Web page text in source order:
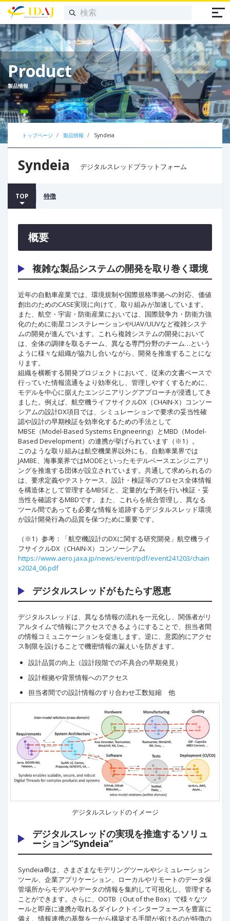
Product
製品情報
トップページ 製品情報 Syndeia
Syndeia デジタルスレッドプラットフォーム
TOP 特徴
概要
複雑な製品システムの開発を取り巻く環境
近年の自動車産業では、環境規制や国際規格準拠への対応、価値
創出のためのCASE実現に向けて、取り組みが加速しています。
また、航空・宇宙・防衛産業においては、国際競争力・防衛力強
化のために衛星コンステレーションやUAV/UUVなど複雑システ
ムの開発が進んでいます。これら複雑システムの開発において
は、全体の調律を取るチーム、異なる専門分野のチーム…という
ように様々な組織が協力し合いながら、開発を推進することにな
ります。
組織を横断する開発プロジェクトにおいて、従来の文書ベースで
行っていた情報流通をより効率化し、管理しやすくするために、
モデルを中心に据えたエンジニアリングアプローチが浸透してき
ました。例えば、航空機ライフサイクルDX（CHAIN-X）コンソー
シアムの設計DX項目では、シミュレーションで要求の妥当性確
認や設計の早期検証を効率化するための手法として
MBSE（Model-Based Systems Engineering）とMBD（Model-
Based Development）の連携が挙げられています（※1）。
このような取り組みは航空機業界以外にも、自動車業界では
JAMBE、海事業界ではMODEといったモデルベースエンジニアリ
ングを推進する団体が設立されています。共通して求められるの
は、要求定義やテストケース、設計・検証等のプロセス全体情報
を構造体として管理するMBSEと、定量的な予測を行い検証・妥
当性を確認するMBDです。また、これらを統合管理し、異なる
ツール間であっても必要な情報を追跡するデジタルスレッド環境
が設計開発行為の品質を保つために重要です。
（※1）参考：「航空機設計のDXに関する研究開発」航空機ライ
フサイクルDX（CHAIN-X）コンソーシアム
https://www.aero.jaxa.jp/news/event/pdf/event241203/chain
x2024_06.pdf
デジタルスレッドがもたらす恩恵
デジタルスレッドは、異なる情報の流れを一元化し、関係者がリ
アルタイムで情報にアクセスできるようにすることで、担当者間
の情報コミュニケーションを促進します。逆に、意図的にアクセ
ス制限を設けることで機密情報の漏えいを防ぎます。
設計品質の向上（設計段階での不具合の早期発見）
設計根拠や背景情報へのアクセス
担当者間での設計情報のすり合わせ工数短縮 他
デジタルスレッドのイメージ
デジタルスレッドの実現を推進するソリュ
ーション“Syndeia”
Syndeia®は、さまざまなモデリングツールやシミュレーション
ツール、企業アプリケーション、ローカルやリモートのデータ保
管場所からモデルやデータの情報を集約して可視化し、管理する
ことができます。さらに、OOTB（Out of the Box）で様々なツ
ールと即座に連携が取れるダイレクトインターフェースを豊富に
備え、情報連携の基盤を一から構築する手間が省けるのが特徴の